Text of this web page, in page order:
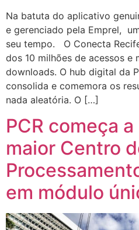
Na batuta do aplicativo
e gerenciado pela Emprel,
seu tempo. O Conecta
dos 10 milhões de acessos e
downloads. O hub digital da
consolida e comemora os
nada aleatória. O […]
PCR começa
maior Centro
em módulo